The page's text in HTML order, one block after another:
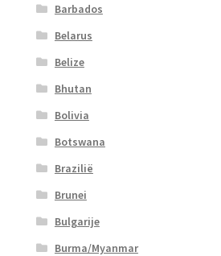
Barbados
Belarus
Belize
Bhutan
Bolivia
Botswana
Brazilië
Brunei
Bulgarije
Burma/Myanmar